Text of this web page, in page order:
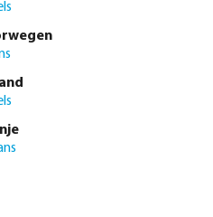
de knoppen om de